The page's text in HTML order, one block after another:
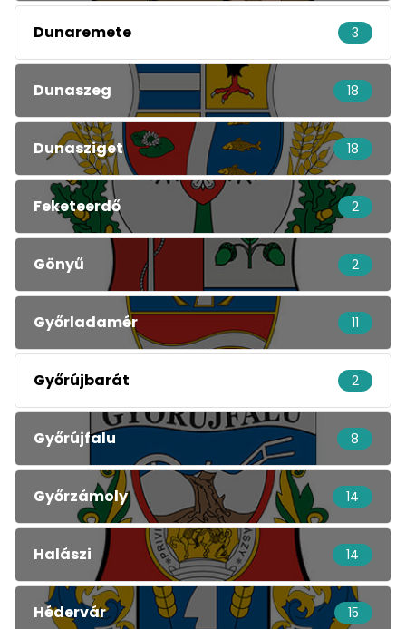
Dunaremete 3
Dunaszeg 18
Dunasziget 18
Feketeerdő 2
Gönyű 2
Győrladamér 11
Győrújbarát 2
Győrújfalu 8
Győrzámoly 14
Halászi 14
Hédervár 15